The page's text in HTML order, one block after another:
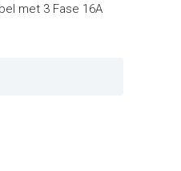
met 3 Fase 16A